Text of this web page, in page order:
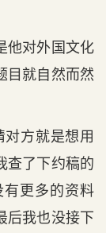
他对外国文化
目就自然而然
方就是想用
查了下约稿的
更多的资料
后我也没接下